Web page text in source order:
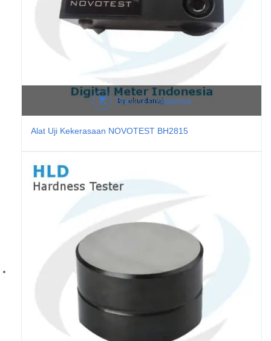
Baca selengkapnya
Alat Uji Kekerasaan NOVOTEST BH2815